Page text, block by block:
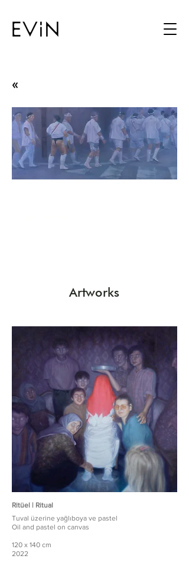
«
Artworks
Ritüel | Ritual
Tuval üzerine yağlıboya ve pastel
Oil and pastel on canvas
120 x 140 cm
2022